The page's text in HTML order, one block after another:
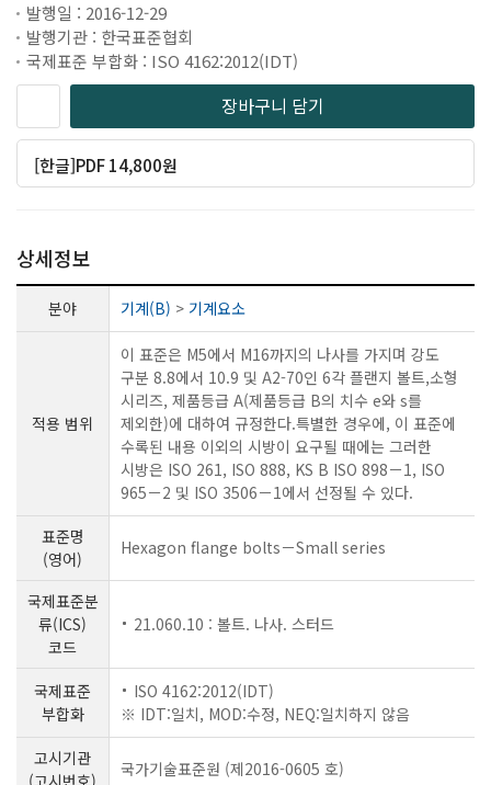
발행일 : 2016-12-29
발행기관 : 한국표준협회
국제표준 부합화 : ISO 4162:2012(IDT)
장바구니 담기
[한글]PDF 14,800원
상세정보
분야 기계(B) > 기계요소
적용 범위
이 표준은 M5에서 M16까지의 나사를 가지며 강도
구분 8.8에서 10.9 및 A2-70인 6각 플랜지 볼트,소형
시리즈, 제품등급 A(제품등급 B의 치수 e와 s를
제외한)에 대하여 규정한다.특별한 경우에, 이 표준에
수록된 내용 이외의 시방이 요구될 때에는 그러한
시방은 ISO 261, ISO 888, KS B ISO 898－1, ISO
965－2 및 ISO 3506－1에서 선정될 수 있다.
표준명
(영어)
Hexagon flange bolts－Small series
국제표준분
류(ICS)
코드
21.060.10 : 볼트. 나사. 스터드
국제표준
부합화
ISO 4162:2012(IDT)
※ IDT:일치, MOD:수정, NEQ:일치하지 않음
고시기관
(고시번호)
국가기술표준원 (제2016-0605 호)